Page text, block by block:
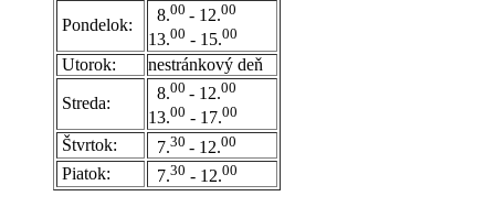
Pondelok:
8.00 - 12.00
13.00 - 15.00
Utorok: nestránkový deň
Streda:
8.00 - 12.00
13.00 - 17.00
Štvrtok: 7.30 - 12.00
Piatok: 7.30 - 12.00